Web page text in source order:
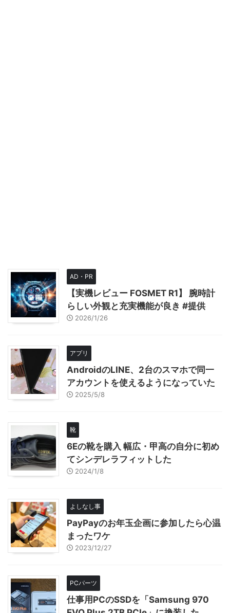
AD・PR
【実機レビュー FOSMET R1】 腕時計
らしい外観と充実機能が良き #提供
2026/1/26
アプリ
AndroidのLINE、2台のスマホで同一
アカウントを使えるようになっていた
2025/5/8
靴
6Eの靴を購入 幅広・甲高の自分に初め
てシンデレラフィットした
2024/1/8
よしなし事
PayPayのお年玉企画に参加したら心温
まったワケ
2023/12/27
PCパーツ
仕事用PCのSSDを「Samsung 970